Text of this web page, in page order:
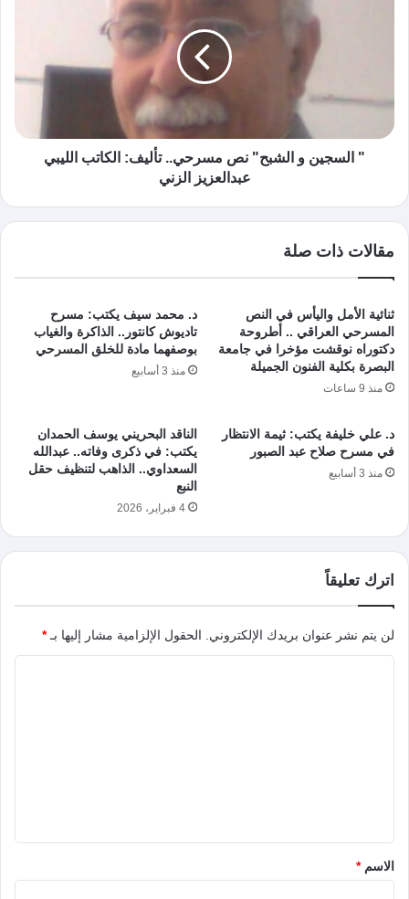
" السجين و الشبح" نص مسرحي.. تأليف: الكاتب الليبي
عبدالعزيز الزني
مقالات ذات صلة
ثنائية الأمل واليأس في النص
المسرحي العراقي .. أطروحة
دكتوراه نوقشت مؤخرا في جامعة
البصرة بكلية الفنون الجميلة
منذ 9 ساعات
د. محمد سيف يكتب: مسرح
تاديوش كانتور.. الذاكرة والغياب
بوصفهما مادة للخلق المسرحي
منذ 3 أسابيع
د. علي خليفة يكتب: ثيمة الانتظار
في مسرح صلاح عبد الصبور
منذ 3 أسابيع
الناقد البحريني يوسف الحمدان
يكتب: في ذكرى وفاته.. عبدالله
السعداوي.. الذاهب لتنظيف حقل
النبع
4 فبراير، 2026
اترك تعليقاً
لن يتم نشر عنوان بريدك الإلكتروني. الحقول الإلزامية مشار إليها بـ*
*
الاسم*